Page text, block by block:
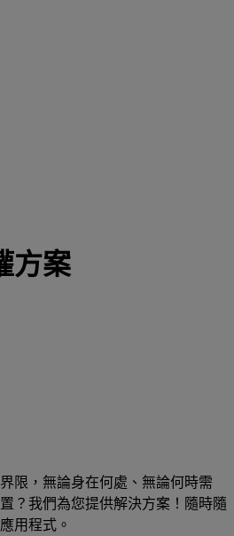
方案
限，無論身在何處、無論何時需
？我們為您提供解決方案！隨時隨
用程式。